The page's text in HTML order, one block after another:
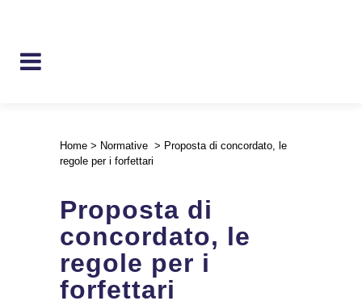
Home > Normative > Proposta di concordato, le
regole per i forfettari
Proposta di
concordato, le
regole per i
forfettari